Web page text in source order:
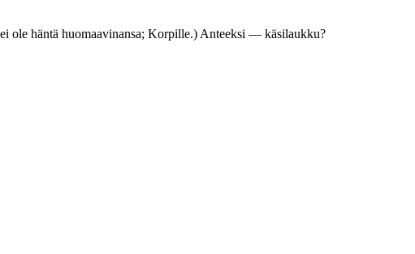
ole häntä huomaavinansa; Korpille.) Anteeksi — käsilaukku?